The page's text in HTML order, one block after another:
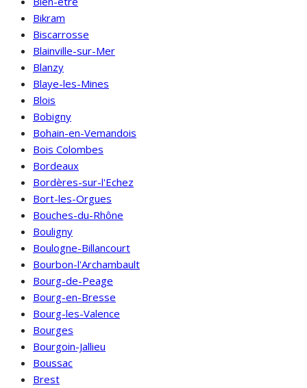
Bikram
Biscarrosse
Blainville-sur-Mer
Blanzy
Blaye-les-Mines
Blois
Bobigny
Bohain-en-Vemandois
Bois Colombes
Bordeaux
Bordères-sur-l'Echez
Bort-les-Orgues
Bouches-du-Rhône
Bouligny
Boulogne-Billancourt
Bourbon-l'Archambault
Bourg-de-Peage
Bourg-en-Bresse
Bourg-les-Valence
Bourges
Bourgoin-Jallieu
Boussac
Brest